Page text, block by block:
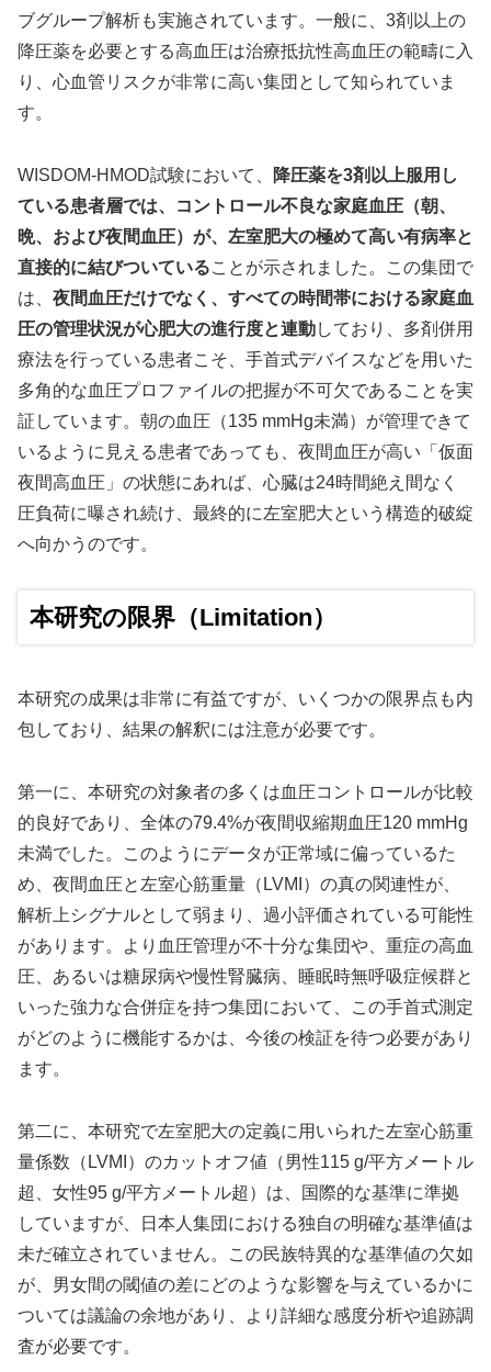
ブグループ解析も実施されています。一般に、3剤以上の
降圧薬を必要とする高血圧は治療抵抗性高血圧の範疇に入
り、心血管リスクが非常に高い集団として知られていま
す。
WISDOM-HMOD試験において、
降圧薬を3剤以上服用し
ている患者層では、コントロール不良な家庭血圧（朝、
晩、および夜間血圧）が、左室肥大の極めて高い有病率と
直接的に結びついていることが示されました。この集団で
は、 夜間血圧だけでなく、すべての時間帯における家庭血
圧の管理状況が心肥大の進行度と連動しており、多剤併用
療法を行っている患者こそ、手首式デバイスなどを用いた
多角的な血圧プロファイルの把握が不可欠であることを実
証しています。朝の血圧（135 mmHg未満）が管理できて
いるように見える患者であっても、夜間血圧が高い「仮面
夜間高血圧」の状態にあれば、心臓は24時間絶え間なく
圧負荷に曝され続け、最終的に左室肥大という構造的破綻
へ向かうのです。
本研究の限界（Limitation）
本研究の成果は非常に有益ですが、いくつかの限界点も内
包しており、結果の解釈には注意が必要です。
第一に、本研究の対象者の多くは血圧コントロールが比較
的良好であり、全体の79.4%が夜間収縮期血圧120 mmHg
未満でした。このようにデータが正常域に偏っているた
め、夜間血圧と左室心筋重量（LVMI）の真の関連性が、
解析上シグナルとして弱まり、過小評価されている可能性
があります。より血圧管理が不十分な集団や、重症の高血
圧、あるいは糖尿病や慢性腎臓病、睡眠時無呼吸症候群と
いった強力な合併症を持つ集団において、この手首式測定
がどのように機能するかは、今後の検証を待つ必要があり
ます。
第二に、本研究で左室肥大の定義に用いられた左室心筋重
量係数（LVMI）のカットオフ値（男性115 g/平方メートル
超、女性95 g/平方メートル超）は、国際的な基準に準拠
していますが、日本人集団における独自の明確な基準値は
未だ確立されていません。この民族特異的な基準値の欠如
が、男女間の閾値の差にどのような影響を与えているかに
ついては議論の余地があり、より詳細な感度分析や追跡調
査が必要です。